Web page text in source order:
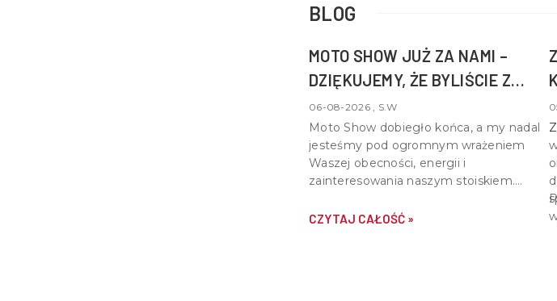
BLOG
MOTO SHOW JUŻ ZA NAMI –
DZIĘKUJEMY, ŻE BYLIŚCIE Z
NAMI!
06-08-2026 , S.W
Moto Show dobiegło końca, a my nadal
jesteśmy pod ogromnym wrażeniem
Waszej obecności, energii i
zainteresowania naszym stoiskiem.
chwilę, aby nas odwiedzić,
CZYTAJ CAŁOŚĆ »